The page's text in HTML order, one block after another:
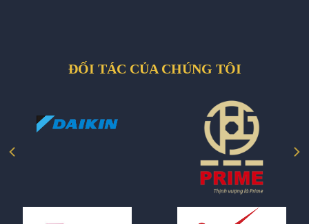
ĐỐI TÁC CỦA CHÚNG TÔI